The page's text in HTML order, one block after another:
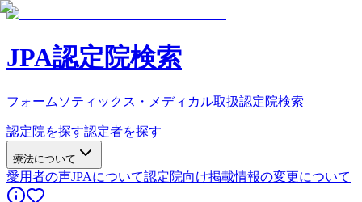
JPA認定院検索
フォームソティックス・メディカル取扱認定院検索
認定院を探す認定者を探す
療法について
愛用者の声JPAについて認定院向け掲載情報の変更について